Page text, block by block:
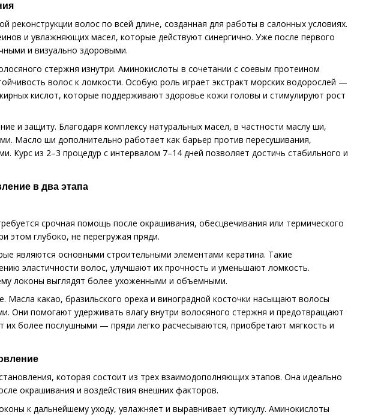
волос по всей длине, созданная для работы в салонных условиях.
и увлажняющих масел, которые действуют синергично. Уже после первого
и визуально здоровыми.
стержня изнутри. Аминокислоты в сочетании с соевым протеином
волос к ломкости. Особую роль играет экстракт морских водорослей —
кислот, которые поддерживают здоровье кожи головы и стимулируют рост
и защиту. Благодаря комплексу натуральных масел, в частности маслу ши,
Масло ши дополнительно работает как барьер против пересушивания,
Курс из 2–3 процедур с интервалом 7–14 дней позволяет достичь стабильного и
в два этапа
срочная помощь после окрашивания, обесцвечивания или термического
этом глубоко, не перегружая пряди.
являются основными строительными элементами кератина. Такие
эластичности волос, улучшают их прочность и уменьшают ломкость.
локоны выглядят более ухоженными и объемными.
Масла какао, бразильского ореха и виноградной косточки насыщают волосы
Они помогают удерживать влагу внутри волосяного стержня и предотвращают
их более послушными — пряди легко расчесываются, приобретают мягкость и
которая состоит из трех взаимодополняющих этапов. Она идеально
окрашивания и воздействия внешних факторов.
к дальнейшему уходу, увлажняет и выравнивает кутикулу. Аминокислоты